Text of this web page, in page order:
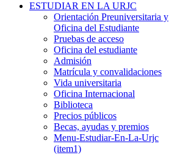
ESTUDIAR EN LA URJC
Orientación Preuniversitaria y
Oficina del Estudiante
Pruebas de acceso
Oficina del estudiante
Admisión
Matrícula y convalidaciones
Vida universitaria
Oficina Internacional
Biblioteca
Precios públicos
Becas, ayudas y premios
Menu-Estudiar-En-La-Urjc
(item1)